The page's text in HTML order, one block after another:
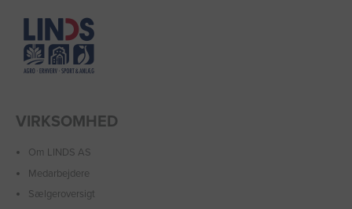
VIRKSOMHED
Om LINDS AS
Medarbejdere
Sælgeroversigt